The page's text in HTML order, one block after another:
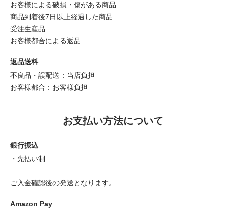
お客様による破損・傷がある商品
商品到着後7日以上経過した商品
受注生産品
お客様都合による返品
返品送料
不良品・誤配送：当店負担
お客様都合：お客様負担
お支払い方法について
銀行振込
・先払い制
ご入金確認後の発送となります。
Amazon Pay